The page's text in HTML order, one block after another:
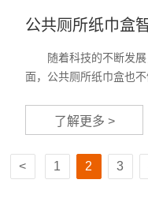
公共厕所纸巾盒
随着科技的不断发展
面，公共厕所纸巾盒也
便捷、高效，为市民
的智能化升级主要体现
应技术，纸巾盒实现了
的感应区域，纸巾便会
了解更多 >
1 2 3